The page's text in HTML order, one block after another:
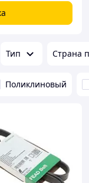
Тип Страна
Поликлиновый